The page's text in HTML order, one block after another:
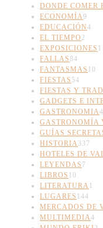
DONDE COMER
ECONOMÍA9
EDUCACIÓN4
EL TIEMPO 2
EXPOSICIONES 1
FALLAS84
FANTASMAS 10
FIESTAS 54
FIESTAS Y
GADGETS E
GASTRONOMIA
GASTRONOMÍA
GUÍAS
HISTORIA337
HOTELES DE
LEYENDAS 7
LIBROS 10
LITERATURA1
LUGARES 144
MERCADOS DE
MULTIMEDIA4